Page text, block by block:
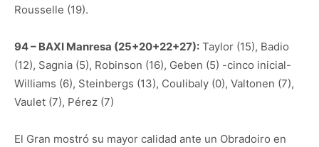
Rousselle (19).
94 – BAXI Manresa (25+20+22+27): Taylor (15), Badio
(12), Sagnia (5), Robinson (16), Geben (5) -cinco inicial-
Williams (6), Steinbergs (13), Coulibaly (0), Valtonen (7),
Vaulet (7), Pérez (7)
El Gran mostró su mayor calidad ante un Obradoiro en